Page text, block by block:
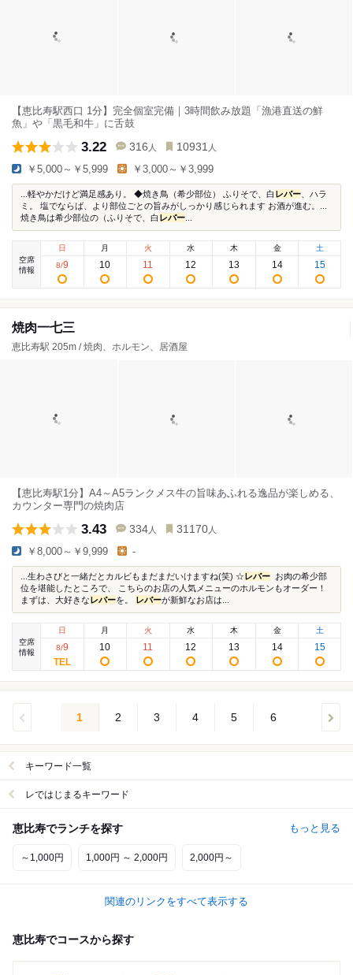
【恵比寿駅西口 1分】完全個室完備｜3時間飲み放題「漁港直送の鮮
魚」や「黒毛和牛」に舌鼓
3.22 316 人 10931 人
￥5,000～￥5,999 ￥3,000～￥3,999
...軽やかだけど満足感あり。 ◆焼き鳥（希少部位） ふりそで、白 レバー 、ハラ
ミ。 塩でならば、より部位ごとの旨みがしっかり感じられます お酒が進む。...
焼き鳥は希少部位の（ふりそで、白 レバー
空席
情報
日
8/9
月
10
火
11
水
12
木
13
金
14
土
15
焼肉一七三
恵比寿駅 205m / 焼肉、ホルモン、居酒屋
【恵比寿駅1分】A4～A5ランクメス牛の旨味あふれる逸品が楽しめる、
カウンター専門の焼肉店
3.43 334 人 31170 人
￥8,000～￥9,999 -
...生わさびと一緒だとカルビもまだまだいけますね(笑) ☆ レバー お肉の希少部
位を堪能したところで、 こちらのお店の人気メニューのホルモンもオーダー！
まずは、大好きな レバーを。 レバーが新鮮なお店は...
空席
情報
日
8/9
月
10
火
11
水
12
木
13
金
14
土
15
1 2 3 4 5 6
キーワード一覧
レではじまるキーワード
恵比寿でランチを探す もっと見る
～1,000円 1,000円 ～ 2,000円 2,000円～
関連のリンクをすべて表示する
恵比寿でコースから探す